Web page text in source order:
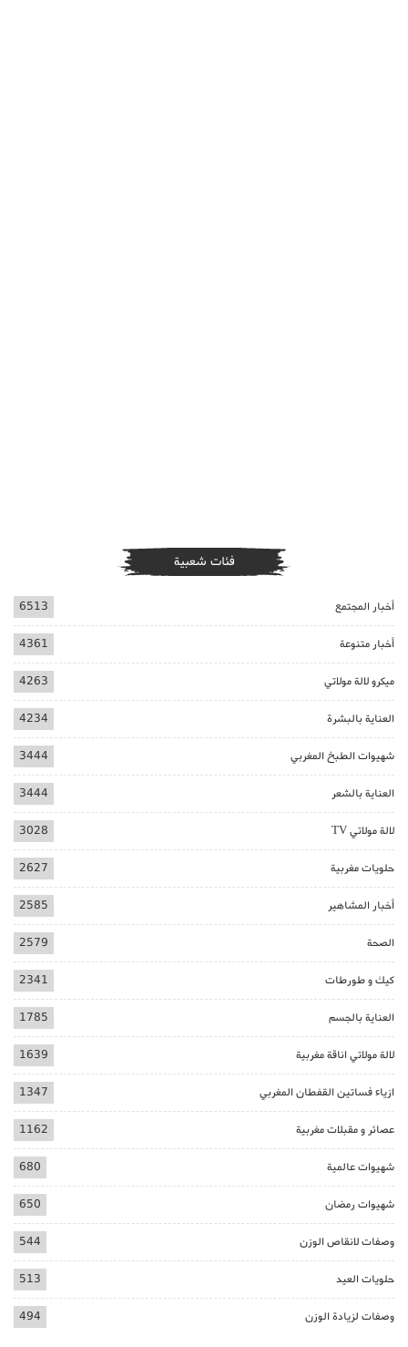
فئات شعبية
أخبار المجتمع 6513
أخبار متنوعة 4361
ميكرو لالة مولاتي 4263
العناية بالبشرة 4234
شهيوات الطبخ المغربي 3444
العناية بالشعر 3444
لالة مولاتي TV 3028
حلويات مغربية 2627
أخبار المشاهير 2585
الصحة 2579
كيك و طورطات 2341
العناية بالجسم 1785
لالة مولاتي اناقة مغربية 1639
ازياء فساتين القفطان المغربي 1347
عصائر و مقبلات مغربية 1162
شهيوات عالمية 680
شهيوات رمضان 650
وصفات لانقاص الوزن 544
حلويات العيد 513
وصفات لزيادة الوزن 494